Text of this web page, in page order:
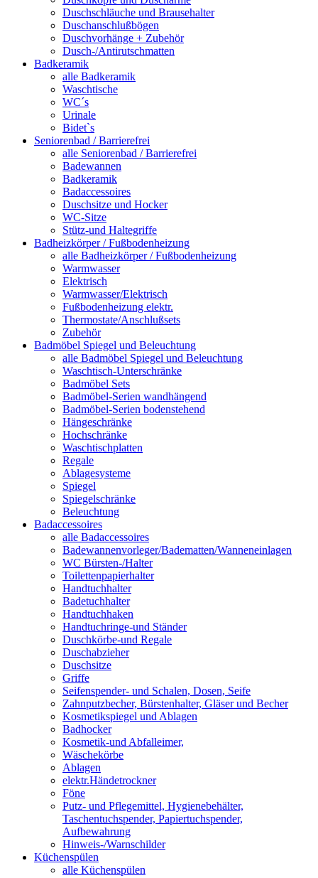
Duschschläuche und Brausehalter
Duschanschlußbögen
Duschvorhänge + Zubehör
Dusch-/Antirutschmatten
Badkeramik
alle Badkeramik
Waschtische
WC´s
Urinale
Bidet`s
Seniorenbad / Barrierefrei
alle Seniorenbad / Barrierefrei
Badewannen
Badkeramik
Badaccessoires
Duschsitze und Hocker
WC-Sitze
Stütz-und Haltegriffe
Badheizkörper / Fußbodenheizung
alle Badheizkörper / Fußbodenheizung
Warmwasser
Elektrisch
Warmwasser/Elektrisch
Fußbodenheizung elektr.
Thermostate/Anschlußsets
Zubehör
Badmöbel Spiegel und Beleuchtung
alle Badmöbel Spiegel und Beleuchtung
Waschtisch-Unterschränke
Badmöbel Sets
Badmöbel-Serien wandhängend
Badmöbel-Serien bodenstehend
Hängeschränke
Hochschränke
Waschtischplatten
Regale
Ablagesysteme
Spiegel
Spiegelschränke
Beleuchtung
Badaccessoires
alle Badaccessoires
Badewannenvorleger/Badematten/Wanneneinlagen
WC Bürsten-/Halter
Toilettenpapierhalter
Handtuchhalter
Badetuchhalter
Handtuchhaken
Handtuchringe-und Ständer
Duschkörbe-und Regale
Duschabzieher
Duschsitze
Griffe
Seifenspender- und Schalen, Dosen, Seife
Zahnputzbecher, Bürstenhalter, Gläser und Becher
Kosmetikspiegel und Ablagen
Badhocker
Kosmetik-und Abfalleimer,
Wäschekörbe
Ablagen
elektr.Händetrockner
Föne
Putz- und Pflegemittel, Hygienebehälter,
Taschentuchspender, Papiertuchspender,
Aufbewahrung
Hinweis-/Warnschilder
Küchenspülen
alle Küchenspülen